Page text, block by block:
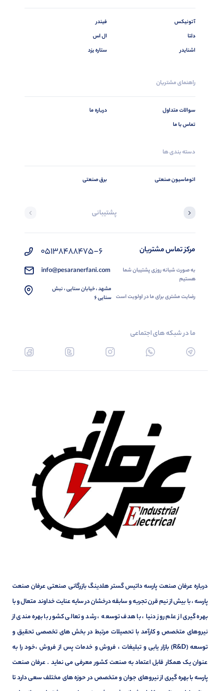
آتونیکس
دلتا
اشنایدر
فیندر
ال اس
ستاره یزد
راهنمای مشتریان
سوالات متداول
تماس با ما
درباره ما
دسته بندی ها
اتوماسیون صنعتی برق صنعتی
پشتیبانی
مرکز تماس مشتریان
به صورت شبانه روزی پشتیبان شما
هستیم
رضایت مشتری برای ما در اولویت است
05138488475-6
info@pesaranerfani.com
مشهد ، خیابان سنایی ، نبش
سنایی 6
ما در شبکه های اجتماعی
درباره عرفان صنعت پارسه داتیس گستر هلدینگ بازرگانی صنعتی عرفان صنعت
پارسه ، با بیش از نیم قرن تجربه و سابقه درخشان در سایه عنایت خداوند متعال و با
بهره گیری از علم روز دنیا ، با هدف توسعه ، رشد و تعالی کشور با بهره مندی از
نیروهای متخصص و کارآمد با تحصیلات مرتبط در بخش های تخصصی تحقیق و
توسعه (R&D) بازار یابی و تبلیغات ، فروش و خدمات پس از فروش ،خود را به
عنوان یک همکار قابل اعتماد به صنعت کشور معرفی می نماید . عرفان صنعت
پارسه با بهره گیری از نیروهای جوان و متخصص در حوزه های مختلف سعی دارد تا